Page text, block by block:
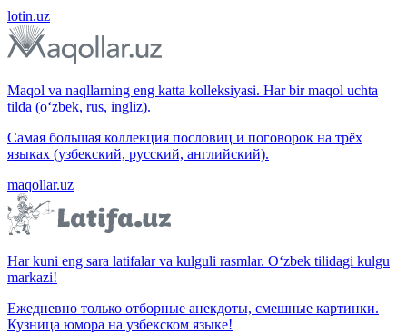
lotin.uz
Maqol va naqllarning eng katta kolleksiyasi. Har bir maqol uchta
tilda (o‘zbek, rus, ingliz).
Самая большая коллекция пословиц и поговорок на трёх
языках (узбекский, русский, английский).
maqollar.uz
Har kuni eng sara latifalar va kulguli rasmlar. O‘zbek tilidagi kulgu
markazi!
Ежедневно только отборные анекдоты, смешные картинки.
Кузница юмора на узбекском языке!